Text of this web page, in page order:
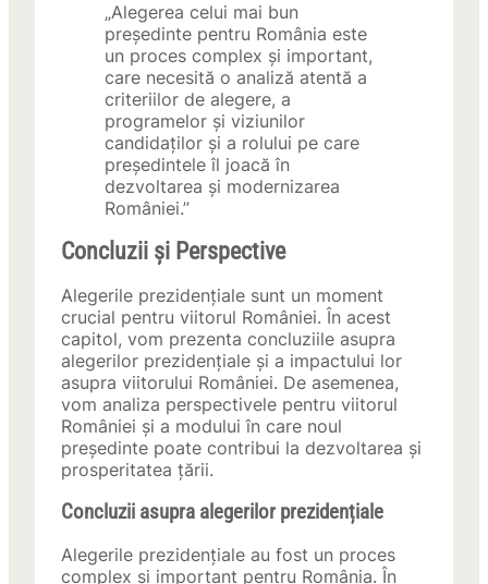
„Alegerea celui mai bun
președinte pentru România este
un proces complex și important,
care necesită o analiză atentă a
criteriilor de alegere, a
programelor și viziunilor
candidaților și a rolului pe care
președintele îl joacă în
dezvoltarea și modernizarea
României.”
Concluzii și Perspective
Alegerile prezidențiale sunt un moment
crucial pentru viitorul României. În acest
capitol, vom prezenta concluziile asupra
alegerilor prezidențiale și a impactului lor
asupra viitorului României. De asemenea,
vom analiza perspectivele pentru viitorul
României și a modului în care noul
președinte poate contribui la dezvoltarea și
prosperitatea țării.
Concluzii asupra alegerilor prezidențiale
Alegerile prezidențiale au fost un proces
complex și important pentru România. În